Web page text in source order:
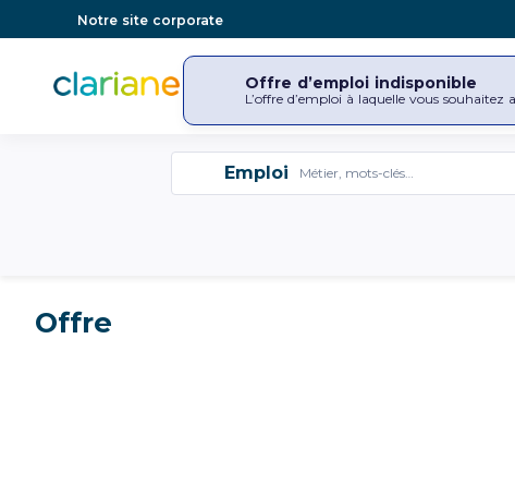
Notre site corporate
Découvrir notre entreprise
Offre d’emploi indisponible
L’offre d’emploi à laquelle vous souhaitez
EmploiEmploi
Offre